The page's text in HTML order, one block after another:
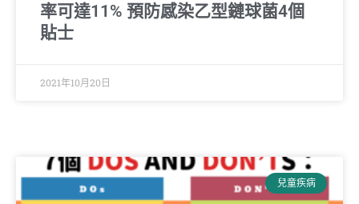
率可達11% 預防感染乙型鏈球菌4個
貼士
2021年10月20日
兒童疾病